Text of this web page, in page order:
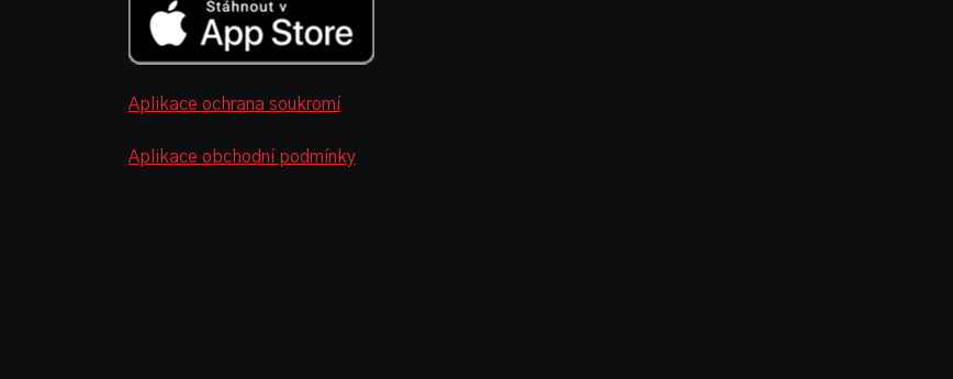
Aplikace ochrana soukromí
Aplikace obchodní podmínky